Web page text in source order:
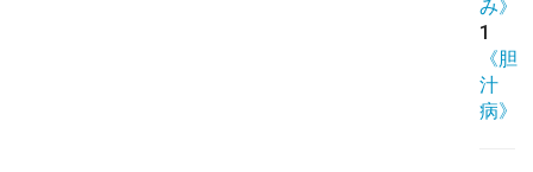
み》
1
《胆
汁
病》